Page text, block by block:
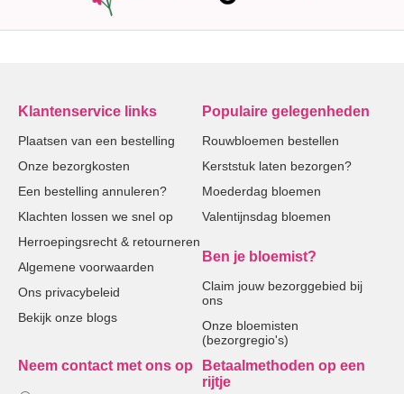
Klantenservice links
Plaatsen van een bestelling
Onze bezorgkosten
Een bestelling annuleren?
Klachten lossen we snel op
Herroepingsrecht & retourneren
Algemene voorwaarden
Ons privacybeleid
Bekijk onze blogs
Populaire gelegenheden
Rouwbloemen bestellen
Kerststuk laten bezorgen?
Moederdag bloemen
Valentijnsdag bloemen
Ben je bloemist?
Claim jouw bezorggebied bij
ons
Onze bloemisten
(bezorgregio's)
Neem contact met ons op
Betaalmethoden op een
rijtje